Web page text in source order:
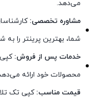
می‌دهد.
مشاوره تخصصی:
شما، بهترین پرینتر را
خدمات پس از فروش:
محصولات خود ارائه
قیمت مناسب: کپی تک